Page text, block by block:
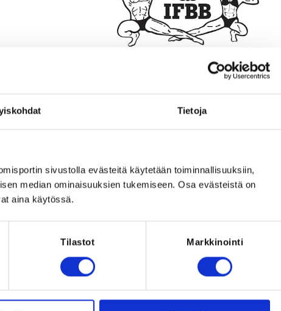
Tietoja
sivustolla evästeitä käytetään toiminnallisuuksiin,
median ominaisuuksien tukemiseen. Osa evästeistä on
aina käytössä.
Tilastot Markkinointi
Register
Registration period ended on
Tu 30.6.2026at
Juniorikilpailijan lisenssi 2026 (16–20-vuotiaat),
Juniorikilpailijan lisenssi 2026 (21–23-vuotiaat)